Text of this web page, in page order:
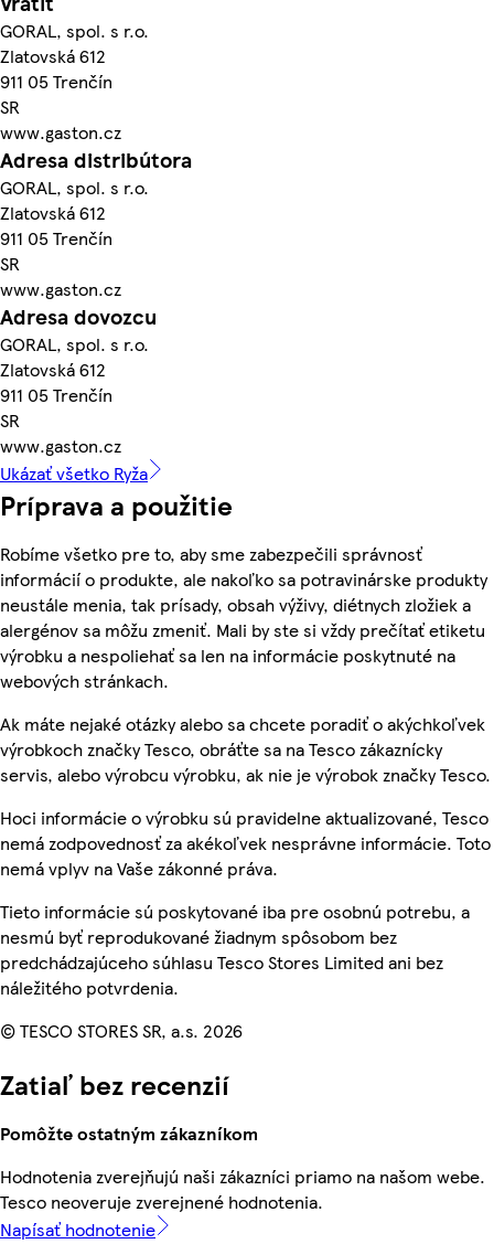
GORAL, spol. s r.o.
Zlatovská 612
911 05 Trenčín
SR
www.gaston.cz
Adresa distribútora
GORAL, spol. s r.o.
Zlatovská 612
911 05 Trenčín
SR
www.gaston.cz
Adresa dovozcu
GORAL, spol. s r.o.
Zlatovská 612
911 05 Trenčín
SR
www.gaston.cz
Ukázať všetko Ryža
Príprava a použitie
Robíme všetko pre to, aby sme zabezpečili správnosť
informácií o produkte, ale nakoľko sa potravinárske produkty
neustále menia, tak prísady, obsah výživy, diétnych zložiek a
alergénov sa môžu zmeniť. Mali by ste si vždy prečítať etiketu
výrobku a nespoliehať sa len na informácie poskytnuté na
webových stránkach.
Ak máte nejaké otázky alebo sa chcete poradiť o akýchkoľvek
výrobkoch značky Tesco, obráťte sa na Tesco zákaznícky
servis, alebo výrobcu výrobku, ak nie je výrobok značky Tesco.
Hoci informácie o výrobku sú pravidelne aktualizované, Tesco
nemá zodpovednosť za akékoľvek nesprávne informácie. Toto
nemá vplyv na Vaše zákonné práva.
Tieto informácie sú poskytované iba pre osobnú potrebu, a
nesmú byť reprodukované žiadnym spôsobom bez
predchádzajúceho súhlasu Tesco Stores Limited ani bez
náležitého potvrdenia.
© TESCO STORES SR, a.s. 2026
Zatiaľ bez recenzií
Pomôžte ostatným zákazníkom
Hodnotenia zverejňujú naši zákazníci priamo na našom webe.
Tesco neoveruje zverejnené hodnotenia.
Napísať hodnotenie